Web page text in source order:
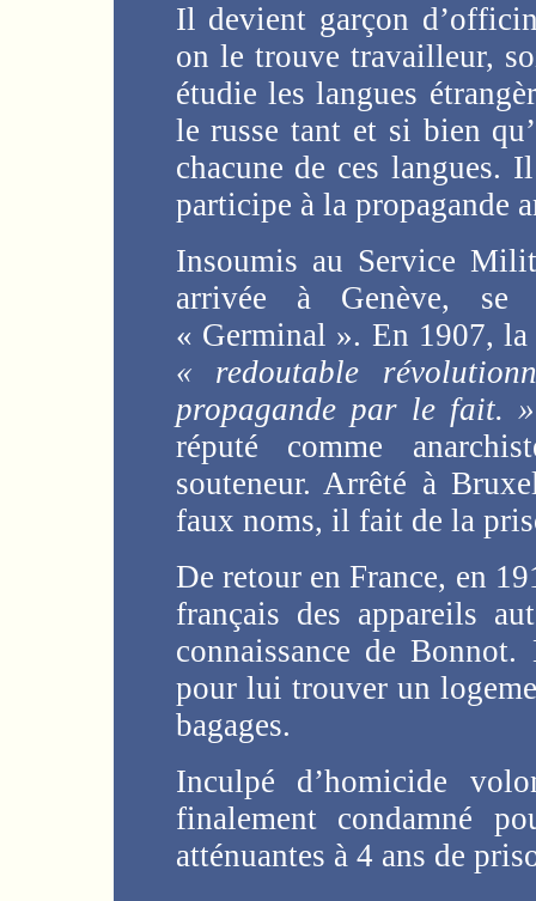
Il devient garçon
on le trouve travailleur,
étudie les langues
le russe tant et si bien
chacune de ces
participe à la propagande
Insoumis au Service
arrivée à Genève, se
« Germinal ». En 1907,
« redoutable
propagande par le fait. »
réputé comme
souteneur. Arrêté à
faux noms, il fait de la
De retour en France, en
français des appareils
connaissance de
pour lui trouver un
bagages.
Inculpé d’homicide
finalement condamné
atténuantes à 4 ans de